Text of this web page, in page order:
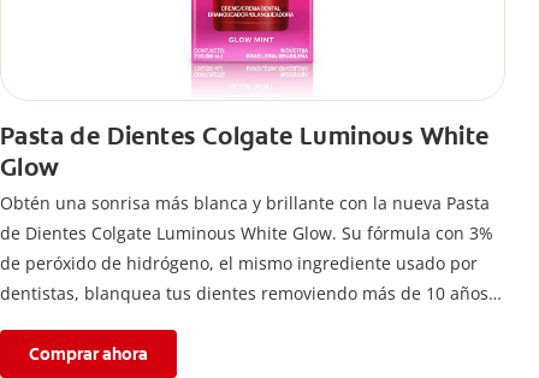
Pasta de Dientes Colgate Luminous White
Glow
Obtén una sonrisa más blanca y brillante con la nueva Pasta
de Dientes Colgate Luminous White Glow. Su fórmula con 3%
de peróxido de hidrógeno, el mismo ingrediente usado por
dentistas, blanquea tus dientes removiendo más de 10 años
Comprar ahora